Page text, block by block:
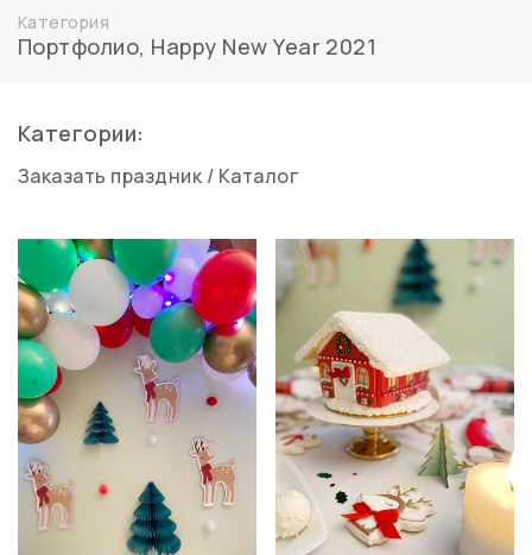
Категория
Портфолио, Happy New Year 2021
Категории:
Заказать праздник / Каталог